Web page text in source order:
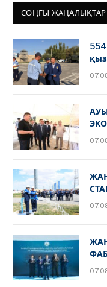
СОҢҒЫ ЖАҢАЛЫҚТАР